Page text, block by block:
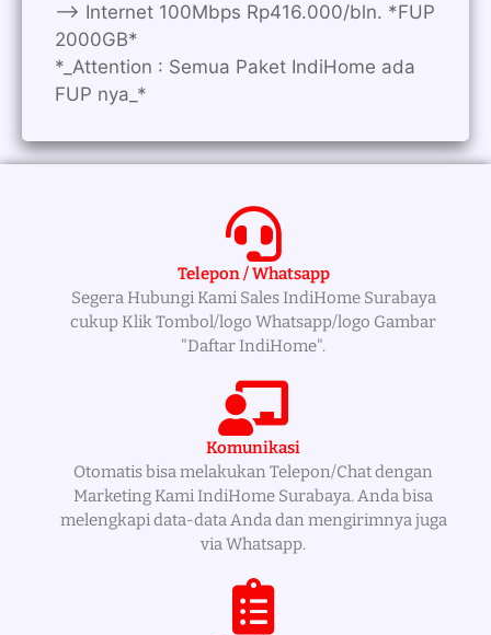
—> Internet 100Mbps Rp416.000/bln. *FUP
2000GB*
*_Attention : Semua Paket IndiHome ada
FUP nya_*
Telepon / Whatsapp
Segera Hubungi Kami Sales IndiHome Surabaya
cukup Klik Tombol/logo Whatsapp/logo Gambar
"Daftar IndiHome".
Komunikasi
Otomatis bisa melakukan Telepon/Chat dengan
Marketing Kami IndiHome Surabaya. Anda bisa
melengkapi data-data Anda dan mengirimnya juga
via Whatsapp.